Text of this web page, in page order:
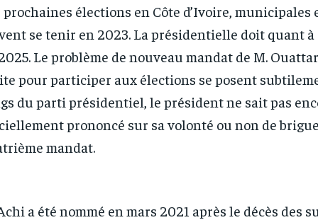
you
1-YEAR
Pay now and you get access to exclusive
news and articles for a whole year.
every
opt
you
1-YEAR
Pay now and you get access to exclusive
news and articles for a whole year.
every
opt
prochaines élections en Côte d’Ivoire, municipales
se tenir en 2023. La présidentielle doit quant
Le problème de nouveau mandat de M.
pour participer aux élections se posent
du parti présidentiel, le président ne sait pas
prononcé sur sa volonté ou non de
mandat.
a été nommé en mars 2021 après le décès des